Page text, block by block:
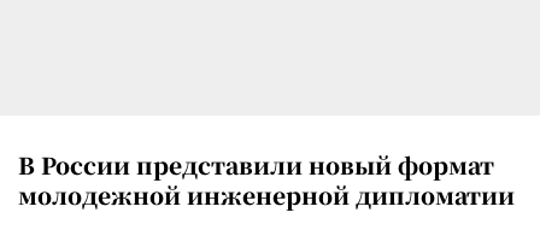
В России представили новый формат
молодежной инженерной дипломатии